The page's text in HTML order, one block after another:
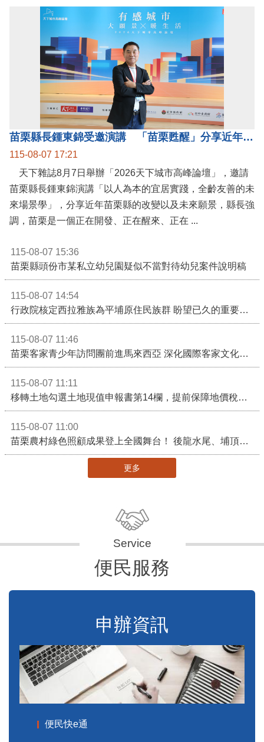
苗栗縣長鍾東錦受邀演講 「苗栗甦醒」分享近年轉變
115-08-07 17:21
天下雜誌8月7日舉辦「2026天下城市高峰論壇」，邀請
苗栗縣長鍾東錦演講「以人為本的宜居實踐，全齡友善的未
來場景學」，分享近年苗栗縣的改變以及未來願景，縣長強
調，苗栗是一個正在開發、正在醒來、正在 ...
115-08-07 15:36
苗栗縣頭份市某私立幼兒園疑似不當對待幼兒案件說明稿
115-08-07 14:54
行政院核定西拉雅族為平埔原住民族群 盼望已久的重要時刻到來！8月13日起受理民族成員名冊登記
115-08-07 11:46
苗栗客家青少年訪問團前進馬來西亞 深化國際客家文化交流
115-08-07 11:11
移轉土地勾選土地現值申報書第14欄，提前保障地價稅節稅權益
115-08-07 11:00
苗栗農村綠色照顧成果登上全國舞台！ 後龍水尾、埔頂社區前進2026高齡健康產業博覽會
更多
便民服務
申辦資訊
便民快e通